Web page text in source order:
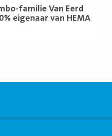
familie Van Eerd
eigenaar van HEMA